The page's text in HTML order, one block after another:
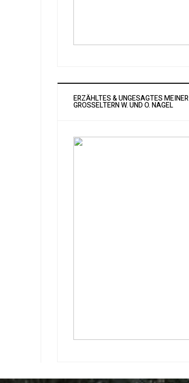
ERZÄHLTES & UNGESAGTES MEINER
GROSSELTERN W. UND O. NAGEL